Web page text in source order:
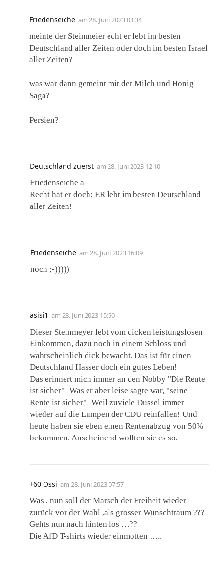
Friedenseiche am 28. Juni 2023 08:34
meinte der Steinmeier echt er lebt im besten
Deutschland aller Zeiten oder doch im besten Israel
aller Zeiten?
was war dann gemeint mit der Milch und Honig
Saga?
Persien?
Deutschland zuerst am 28. Juni 2023 12:10
Friedenseiche a
Recht hat er doch: ER lebt im besten Deutschland
aller Zeiten!
Friedenseiche am 28. Juni 2023 16:09
noch ;-)))))
asisi1 am 28. Juni 2023 15:50
Dieser Steinmeyer lebt vom dicken leistungslosen
Einkommen, dazu noch in einem Schloss und
wahrscheinlich dick bewacht. Das ist für einen
Deutschland Hasser doch ein gutes Leben!
Das erinnert mich immer an den Nobby "Die Rente
ist sicher"! Was er aber leise sagte war, "seine
Rente ist sicher"! Weil zuviele Dussel immer
wieder auf die Lumpen der CDU reinfallen! Und
heute haben sie eben einen Rentenabzug von 50%
bekommen. Anscheinend wollten sie es so.
+60 Ossi am 28. Juni 2023 07:57
Was , nun soll der Marsch der Freiheit wieder
zurück vor der Wahl ,als grosser Wunschtraum ???
Gehts nun nach hinten los …??
Die AfD T-shirts wieder einmotten …..